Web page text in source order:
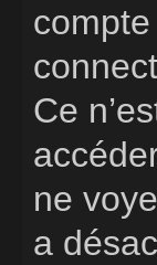
Ce
ne
a